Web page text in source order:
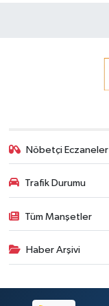
Nöbetçi Eczaneler
Trafik Durumu
Tüm Manşetler
Haber Arşivi